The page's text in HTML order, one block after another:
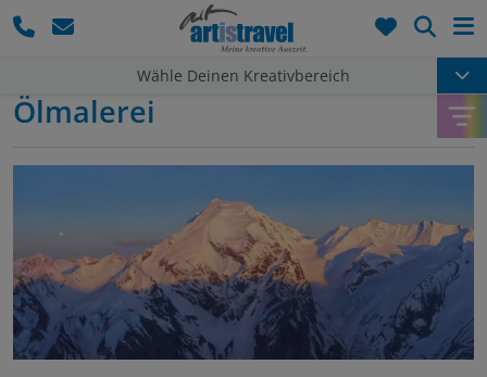
Wähle Deinen Kreativbereich
Ölmalerei